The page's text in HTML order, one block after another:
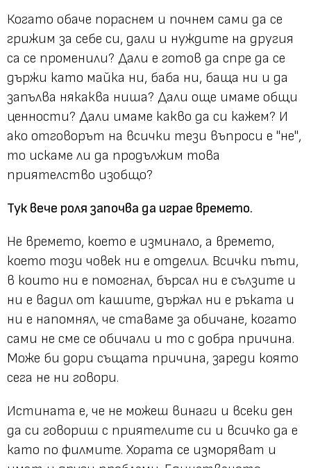
Когато обаче пораснем и почнем сами да се
грижим за себе си, дали и нуждите на другия
са се променили? Дали е готов да спре да се
държи като майка ни, баба ни, баща ни и да
запълва някаква ниша? Дали още имаме общи
ценности? Дали имаме какво да си кажем? И
ако отговорът на всички тези въпроси е "не",
то искаме ли да продължим това
приятелство изобщо?
Тук вече роля започва да играе времето.
Не времето, което е изминало, а времето,
което този човек ни е отделил. Всички пъти,
в които ни е помогнал, бърсал ни е сълзите и
ни е вадил от кашите, държал ни е ръката и
ни е напомнял, че ставаме за обичане, когато
сами не сме се обичали и то с добра причина.
Може би дори същата причина, зареди която
сега не ни говори.
Истината е, че не можеш винаги и всеки ден
да си говориш с приятелите си и всичко да е
като по филмите. Хората се изморяват и